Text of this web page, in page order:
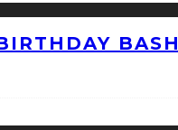
BASH